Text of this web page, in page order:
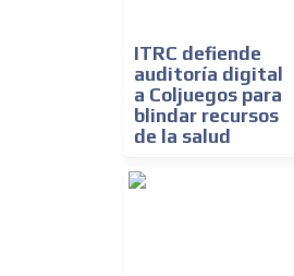
ITRC defiende
auditoría digital
a Coljuegos para
blindar recursos
de la salud